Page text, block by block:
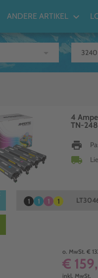
ANDERE ARTIKEL keyboard_arrow_down
4
TN-
print
local_shipping
1 1 1 1
o. MwSt. €
€
inkl. MwSt.